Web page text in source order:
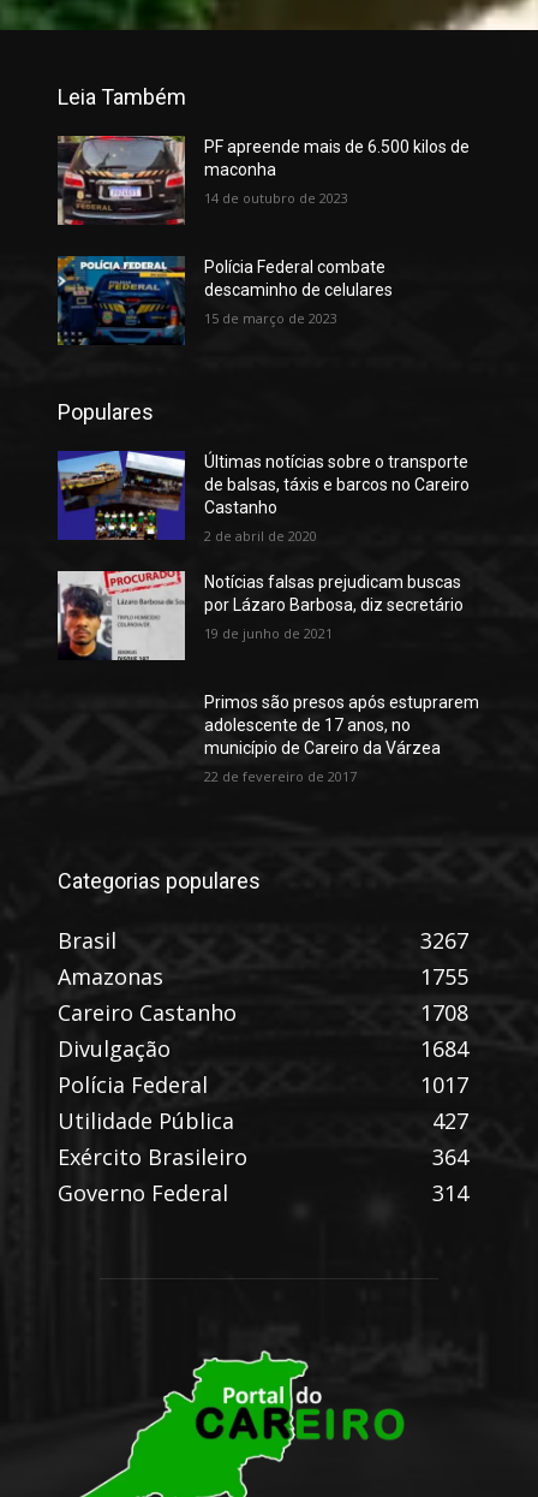
Leia Também
PF apreende mais de 6.500 kilos de
maconha
14 de outubro de 2023
Polícia Federal combate
descaminho de celulares
15 de março de 2023
Populares
Últimas notícias sobre o transporte
de balsas, táxis e barcos no Careiro
Castanho
2 de abril de 2020
Notícias falsas prejudicam buscas
por Lázaro Barbosa, diz secretário
19 de junho de 2021
Primos são presos após estuprarem
adolescente de 17 anos, no
município de Careiro da Várzea
22 de fevereiro de 2017
Categorias populares
Brasil
3267
Amazonas
1755
Careiro Castanho
1708
Divulgação
1684
Polícia Federal
1017
Utilidade Pública
427
Exército Brasileiro
364
Governo Federal
314